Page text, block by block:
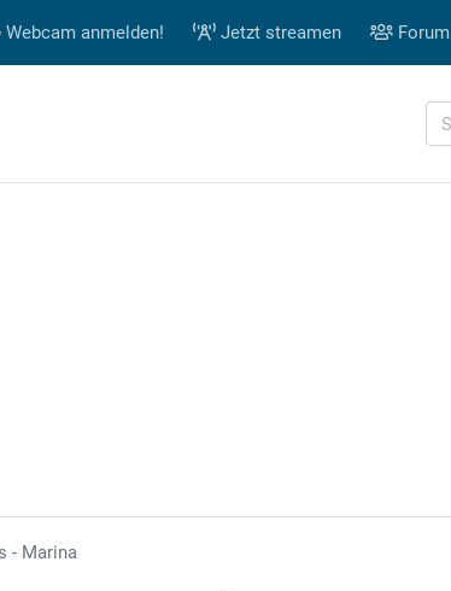
Webcam anmelden! Jetzt streamen Forum
- Marina